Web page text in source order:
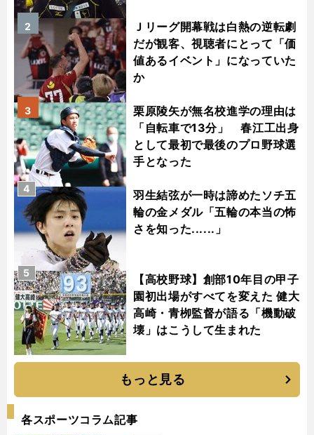
Ｊリーグ開幕戦は白熱の逆転劇
だが観客、視聴者にとって「価
値あるイベント」になっていた
か
2
栗原陵矢が無名校進学の理由は
「自転車で13分」 春江工出身
として最初で最後のプロ野球選
手となった
3
羽生結弦が一時は諦めたソチ五
輪の金メダル「五輪の本当の怖
さを知った......」
4
【高校野球】創部10年目の甲子
園初出場がすべてを変えた 健大
高崎・青栁監督が語る「機動破
壊」はこうして生まれた
5
もっと見る
各スポーツコラム記事